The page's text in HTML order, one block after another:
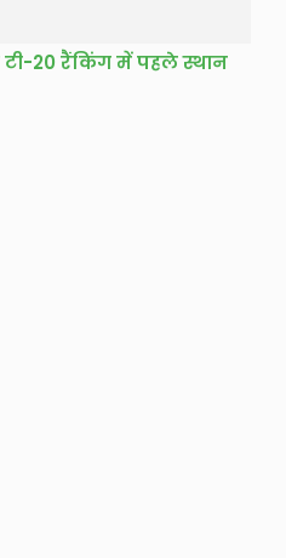
20 रैंकिंग में पहले स्थान